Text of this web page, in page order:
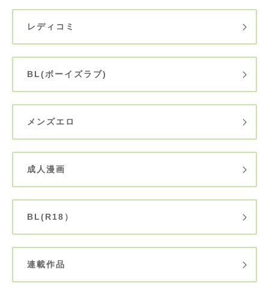
レディコミ
BL(ボーイズラブ)
メンズエロ
成人漫画
BL(R18）
連載作品